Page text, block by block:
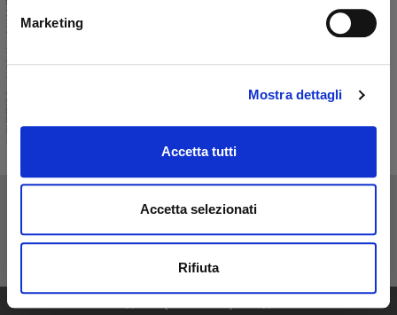
Marketing
Mostra dettagli
Accetta tutti
Accetta selezionati
Rifiuta